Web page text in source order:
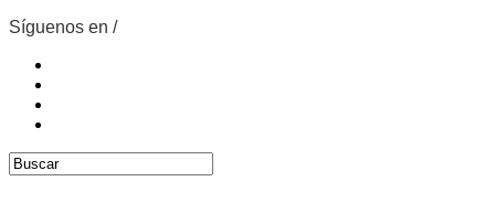
Síguenos en /